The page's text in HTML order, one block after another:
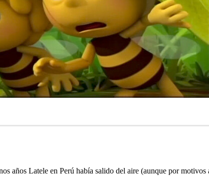
años Latele en Perú había salido del aire (aunque por